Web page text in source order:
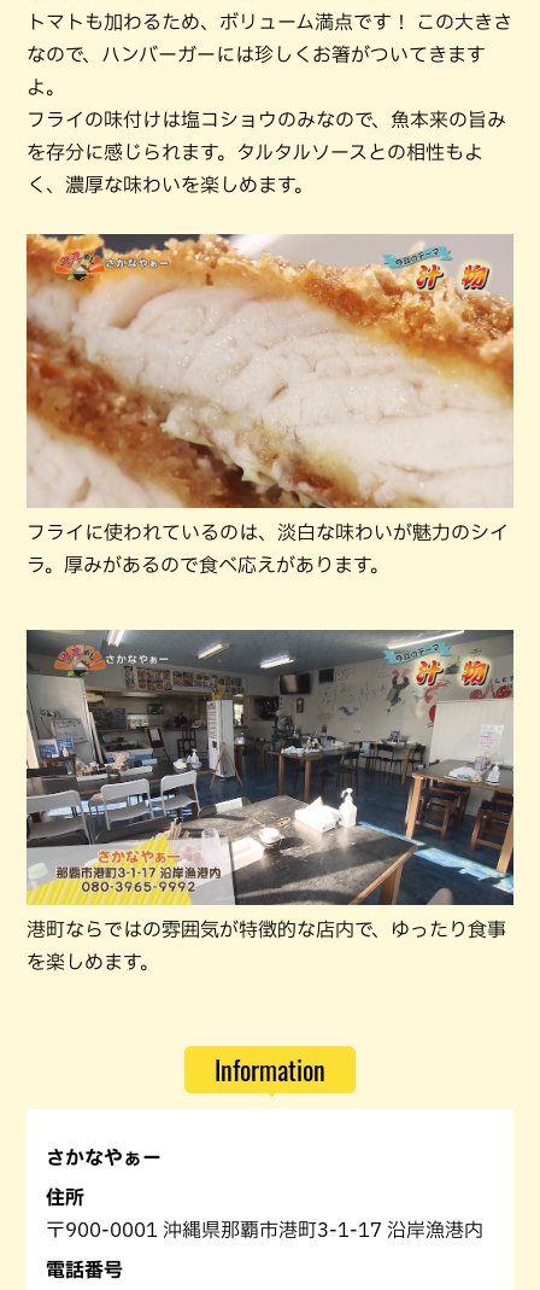
トマトも加わるため、ボリューム満点です！ この大きさ
なので、ハンバーガーには珍しくお箸がついてきます
よ。
フライの味付けは塩コショウのみなので、魚本来の旨み
を存分に感じられます。タルタルソースとの相性もよ
く、濃厚な味わいを楽しめます。
フライに使われているのは、淡白な味わいが魅力のシイ
ラ。厚みがあるので食べ応えがあります。
港町ならではの雰囲気が特徴的な店内で、ゆったり食事
を楽しめます。
Information
さかなやぁー
住所
〒900-0001 沖縄県那覇市港町3-1-17 沿岸漁港内
電話番号